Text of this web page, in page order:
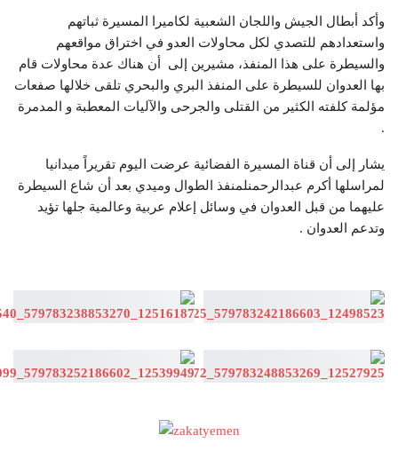
وأكد أبطال الجيش واللجان الشعبية لكاميرا المسيرة ثباتهم
واستعدادهم للتصدي لكل محاولات العدو في اختراق مواقعهم
والسيطرة على هذا المنفذ، مشيرين إلى أن هناك عدة محاولات قام
بها العدوان للسيطرة على المنفذ البري والبحري تلقى خلالها صفعات
مؤلمة كلفته الكثير من القتلى والجرحى والآليات المعطبة و المدمرة
.
يشار إلى أن قناة المسيرة الفضائية عرضت اليوم تقريراً ميدانيا
لمراسلها أكرم عبدالرحمنلمنفذ الطوال وميدي بعد أن شاع السيطرة
عليهما من قبل العدوان في وسائل إعلام عربية وعالمية جلها تؤيد
وتدعم العدوان .